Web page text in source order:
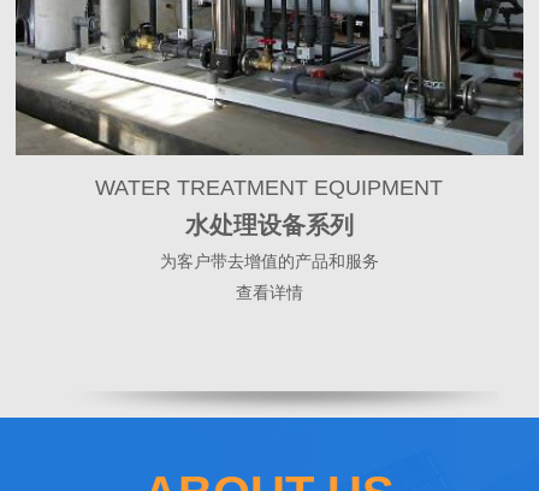
WATER TREATMENT EQUIPMENT
水处理设备系列
为客户带去增值的产品和服务
查看详情